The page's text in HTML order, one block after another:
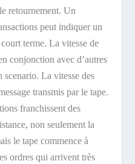
retournement. Un
peut indiquer un
terme. La vitesse de
conjonction avec d’autres
La vitesse des
transmis par le tape.
franchissent des
non seulement la
le tape commence à
ordres qui arrivent très